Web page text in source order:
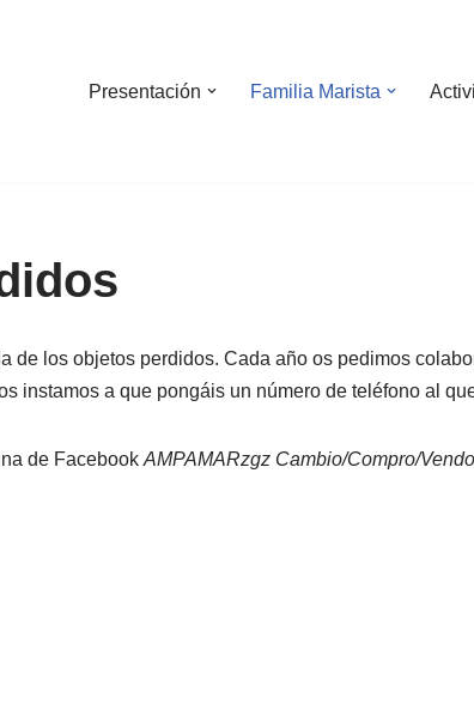
Presentación Familia Marista
de los objetos perdidos. Cada año os pedimos
instamos a que pongáis un número de teléfono al
de Facebook AMPAMARzgz Cambio/Compro/